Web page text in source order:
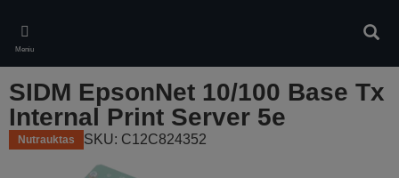
main
content
Meniu
SIDM EpsonNet 10/100 Base Tx
Internal Print Server 5e
Nutrauktas SKU: C12C824352